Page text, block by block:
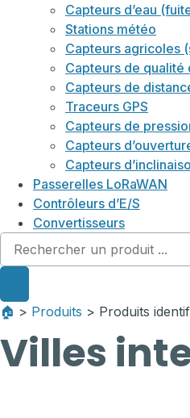
Capteurs d’eau
Stations météo
Capteurs agricoles
Capteurs de qualité
Capteurs de
Traceurs GPS
Capteurs de
Capteurs
Capteurs
Passerelles LoRaWAN
Contrôleurs d’E/S
Convertisseurs
🏠︎ > Produits > Produits
Villes